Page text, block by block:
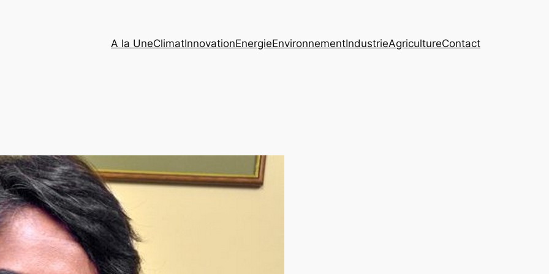
A la UneClimatInnovationEnergieEnvironnementIndustrieAgricultureContact